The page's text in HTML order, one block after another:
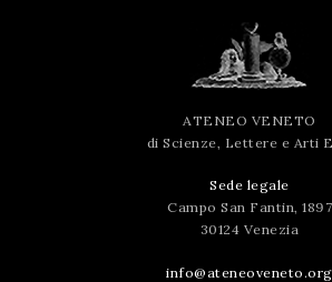
ATENEO VENETO
di Scienze, Lettere e Arti
Sede legale
Campo San Fantin, 1897
30124 Venezia
info@ateneoveneto.org